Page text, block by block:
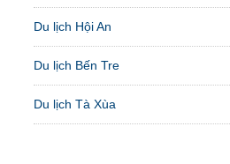
Du lịch Hội An
Du lịch Bến Tre
Du lịch Tà Xùa